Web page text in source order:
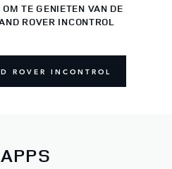
TE GENIETEN VAN DE
ROVER INCONTROL
ROVER INCONTROL